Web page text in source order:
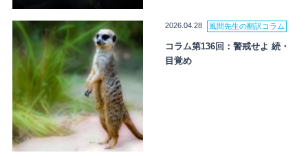
2026.04.28 風間先生の翻訳コラム
コラム第136回：警戒せよ 続・
目覚め